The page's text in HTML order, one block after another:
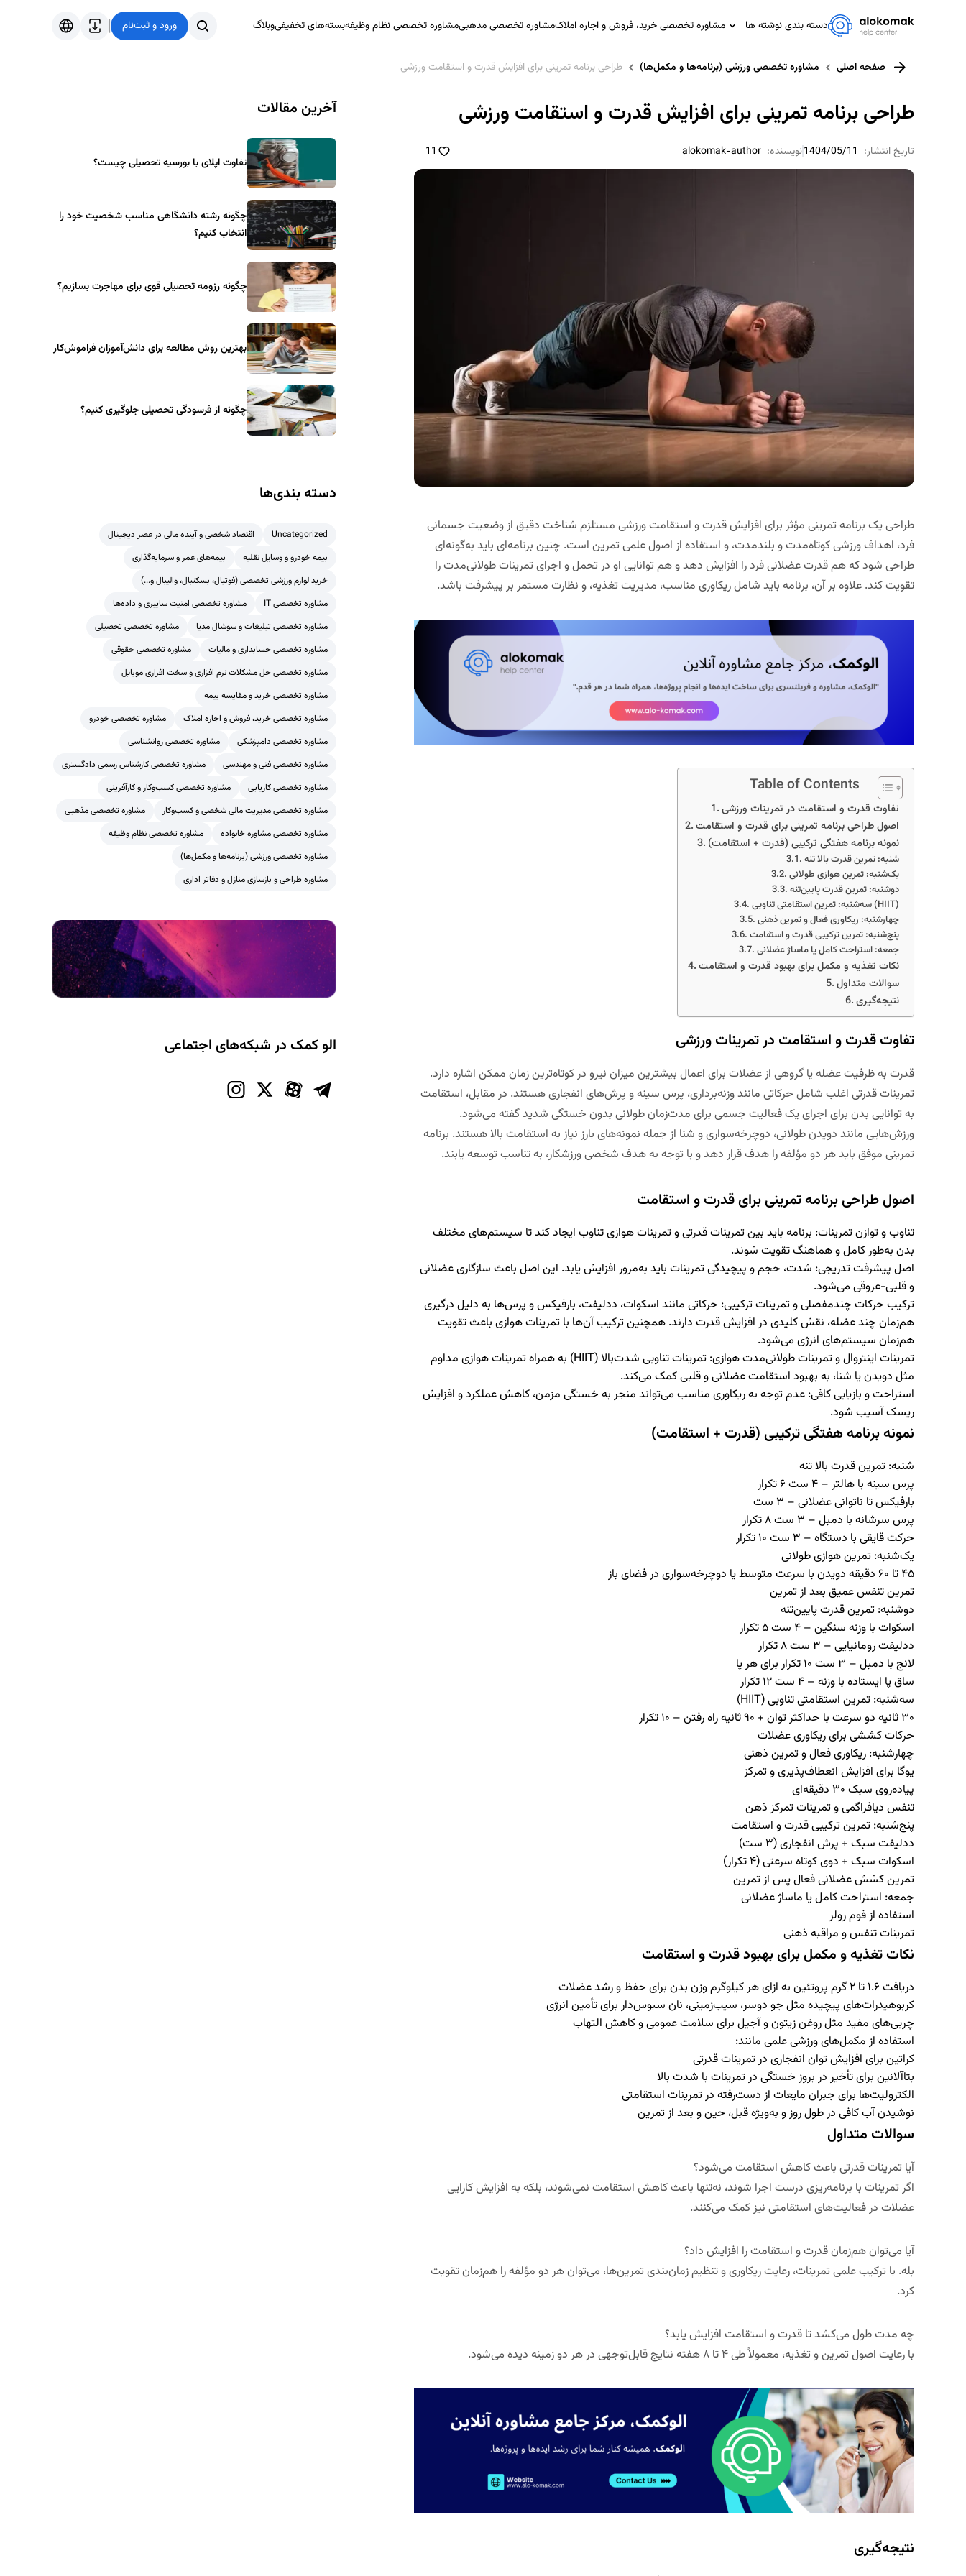
دسته بندی نوشته ها
مشاوره تخصصی IT
مشاوره خانواده
مشاوره ورزشی
مشاوره تخصصی خرید، فروش و اجاره املاکمشاوره تخصصی مذهبیمشاوره تخصصی نظام وظیفهبسته‌های تخفیفیوبلاگ ورود و ثبت‌نام
فارسی
صفحه اصلی مشاوره تخصصی ورزشی (برنامه‌ها و مکمل‌ها) طراحی برنامه تمرینی برای افزایش قدرت و استقامت ورزشی
طراحی برنامه تمرینی برای افزایش قدرت و استقامت ورزشی
تاریخ انتشار: 1404/05/11نویسنده: alokomak-author
11
طراحی یک برنامه تمرینی مؤثر برای افزایش قدرت و استقامت ورزشی مستلزم شناخت دقیق از وضعیت جسمانی
فرد، اهداف ورزشی کوتاه‌مدت و بلندمدت، و استفاده از اصول علمی تمرین است. چنین برنامه‌ای باید به‌گونه‌ای
طراحی شود که هم قدرت عضلانی فرد را افزایش دهد و هم توانایی او در تحمل و اجرای تمرینات طولانی‌مدت را
تقویت کند. علاوه بر آن، برنامه باید شامل ریکاوری مناسب، مدیریت تغذیه، و نظارت مستمر بر پیشرفت باشد.
Table of Contents
تفاوت قدرت و استقامت در تمرینات ورزشی
اصول طراحی برنامه تمرینی برای قدرت و استقامت
نمونه برنامه هفتگی ترکیبی (قدرت + استقامت)
شنبه: تمرین قدرت بالا تنه
یک‌شنبه: تمرین هوازی طولانی
دوشنبه: تمرین قدرت پایین‌تنه
سه‌شنبه: تمرین استقامتی تناوبی (HIIT)
چهارشنبه: ریکاوری فعال و تمرین ذهنی
پنج‌شنبه: تمرین ترکیبی قدرت و استقامت
جمعه: استراحت کامل یا ماساژ عضلانی
نکات تغذیه و مکمل برای بهبود قدرت و استقامت
سوالات متداول
نتیجه‌گیری
تفاوت قدرت و استقامت در تمرینات ورزشی
قدرت به ظرفیت عضله یا گروهی از عضلات برای اعمال بیشترین میزان نیرو در کوتاه‌ترین زمان ممکن اشاره دارد.
تمرینات قدرتی اغلب شامل حرکاتی مانند وزنه‌برداری، پرس سینه و پرش‌های انفجاری هستند. در مقابل، استقامت
به توانایی بدن برای اجرای یک فعالیت جسمی برای مدت‌زمان طولانی بدون خستگی شدید گفته می‌شود.
ورزش‌هایی مانند دویدن طولانی، دوچرخه‌سواری و شنا از جمله نمونه‌های بارز نیاز به استقامت بالا هستند. برنامه
تمرینی موفق باید هر دو مؤلفه را هدف قرار دهد و با توجه به هدف شخصی ورزشکار، به تناسب توسعه یابند.
اصول طراحی برنامه تمرینی برای قدرت و استقامت
تناوب و توازن تمرینات: برنامه باید بین تمرینات قدرتی و تمرینات هوازی تناوب ایجاد کند تا سیستم‌های مختلف
بدن به‌طور کامل و هماهنگ تقویت شوند.
اصل پیشرفت تدریجی: شدت، حجم و پیچیدگی تمرینات باید به‌مرور افزایش یابد. این اصل باعث سازگاری عضلانی
و قلبی-عروقی می‌شود.
ترکیب حرکات چندمفصلی و تمرینات ترکیبی: حرکاتی مانند اسکوات، ددلیفت، بارفیکس و پرس‌ها به دلیل درگیری
هم‌زمان چند عضله، نقش کلیدی در افزایش قدرت دارند. همچنین ترکیب آن‌ها با تمرینات هوازی باعث تقویت
هم‌زمان سیستم‌های انرژی می‌شود.
تمرینات اینتروال و تمرینات طولانی‌مدت هوازی
: تمرینات تناوبی شدت‌بالا (HIIT) به همراه تمرینات هوازی مداوم
مثل دویدن یا شنا، به بهبود استقامت عضلانی و قلبی کمک می‌کند.
استراحت و بازیابی کافی: عدم توجه به ریکاوری مناسب می‌تواند منجر به خستگی مزمن، کاهش عملکرد و افزایش
ریسک آسیب شود.
نمونه برنامه هفتگی ترکیبی (قدرت + استقامت)
شنبه: تمرین قدرت بالا تنه
پرس سینه با هالتر – ۴ ست ۶ تکرار
بارفیکس تا ناتوانی عضلانی – ۳ ست
پرس سرشانه با دمبل – ۳ ست ۸ تکرار
حرکت قایقی با دستگاه – ۳ ست ۱۰ تکرار
یک‌شنبه: تمرین هوازی طولانی
۴۵ تا ۶۰ دقیقه دویدن با سرعت متوسط یا دوچرخه‌سواری در فضای باز
تمرین تنفس عمیق بعد از تمرین
دوشنبه: تمرین قدرت پایین‌تنه
اسکوات با وزنه سنگین – ۴ ست ۵ تکرار
ددلیفت رومانیایی – ۳ ست ۸ تکرار
لانج با دمبل – ۳ ست ۱۰ تکرار برای هر پا
ساق پا ایستاده با وزنه – ۴ ست ۱۲ تکرار
سه‌شنبه: تمرین استقامتی تناوبی(HIIT)
۳۰ ثانیه دو سرعت با حداکثر توان + ۹۰ ثانیه راه رفتن – ۱۰ تکرار
حرکات کششی برای ریکاوری عضلات
چهارشنبه: ریکاوری فعال و تمرین ذهنی
یوگا برای افزایش انعطاف‌پذیری و تمرکز
پیاده‌روی سبک ۳۰ دقیقه‌ای
تنفس دیافراگمی و تمرینات تمرکز ذهن
پنج‌شنبه: تمرین ترکیبی قدرت و استقامت
ددلیفت سبک + پرش انفجاری (۳ ست)
اسکوات سبک + دوی کوتاه سرعتی (۴ تکرار)
تمرین کشش عضلانی فعال پس از تمرین
جمعه: استراحت کامل یا ماساژ عضلانی
استفاده از فوم رولر
تمرینات تنفس و مراقبه ذهنی
نکات تغذیه و مکمل برای بهبود قدرت و استقامت
دریافت ۱.۶ تا ۲ گرم پروتئین به ازای هر کیلوگرم وزن بدن برای حفظ و رشد عضلات
کربوهیدرات‌های پیچیده مثل جو دوسر، سیب‌زمینی، نان سبوس‌دار برای تأمین انرژی
چربی‌های مفید مثل روغن زیتون و آجیل برای سلامت عمومی و کاهش التهاب
استفاده از مکمل‌های ورزشی علمی مانند:
کراتین برای افزایش توان انفجاری در تمرینات قدرتی
بتاآلانین برای تأخیر در بروز خستگی در تمرینات با شدت بالا
الکترولیت‌ها برای جبران مایعات از دست‌رفته در تمرینات استقامتی
نوشیدن آب کافی در طول روز و به‌ویژه قبل، حین و بعد از تمرین
سوالات متداول
آیا تمرینات قدرتی باعث کاهش استقامت می‌شود؟
اگر تمرینات با برنامه‌ریزی درست اجرا شوند، نه‌تنها باعث کاهش استقامت نمی‌شوند، بلکه به افزایش کارایی
عضلات در فعالیت‌های استقامتی نیز کمک می‌کنند.
آیا می‌توان هم‌زمان قدرت و استقامت را افزایش داد؟
بله. با ترکیب علمی تمرینات، رعایت ریکاوری و تنظیم زمان‌بندی تمرین‌ها، می‌توان هر دو مؤلفه را هم‌زمان تقویت
کرد.
چه مدت طول می‌کشد تا قدرت و استقامت افزایش یابد؟
با رعایت اصول تمرین و تغذیه، معمولاً طی ۴ تا ۸ هفته نتایج قابل‌توجهی در هر دو زمینه دیده می‌شود.
نتیجه‌گیری
آخرین مقالات
تفاوت اپلای با بورسیه تحصیلی چیست؟
چگونه رشته دانشگاهی مناسب شخصیت خود را
انتخاب کنیم؟
چگونه رزومه تحصیلی قوی برای مهاجرت بسازیم؟
بهترین روش مطالعه برای دانش‌آموزان فراموش‌کار
چگونه از فرسودگی تحصیلی جلوگیری کنیم؟
دسته بندی‌ها
Uncategorized
اقتصاد شخصی و آینده مالی در عصر دیجیتال
بیمه خودرو و وسایل نقلیه
بیمه‌های عمر و سرمایه‌گذاری
خرید لوازم ورزشی تخصصی (فوتبال، بسکتبال، والیبال و...)
مشاوره تخصصی IT
مشاوره تخصصی امنیت سایبری و داده‌ها
مشاوره تخصصی تبلیغات و سوشال مدیا
مشاوره تخصصی تحصیلی
مشاوره تخصصی حسابداری و مالیات
مشاوره تخصصی حقوقی
مشاوره تخصصی حل مشکلات نرم افزاری و سخت افزاری موبایل
مشاوره تخصصی خرید و مقایسه بیمه
مشاوره تخصصی خرید، فروش و اجاره املاک
مشاوره تخصصی خودرو
مشاوره تخصصی دامپزشکی
مشاوره تخصصی روانشناسی
مشاوره تخصصی فنی و مهندسی
مشاوره تخصصی کارشناس رسمی دادگستری
مشاوره تخصصی کاریابی
مشاوره تخصصی کسب‌وکار و کارآفرینی
مشاوره تخصصی مدیریت مالی شخصی و کسب‌وکار
مشاوره تخصصی مذهبی
مشاوره تخصصی مشاوره خانواده
مشاوره تخصصی نظام وظیفه
مشاوره تخصصی ورزشی (برنامه‌ها و مکمل‌ها)
مشاوره طراحی و بازسازی منازل و دفاتر اداری
الو کمک در شبکه‌های اجتماعی